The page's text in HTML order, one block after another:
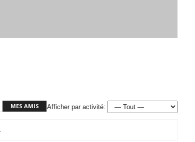
MES AMIS Afficher par activité: